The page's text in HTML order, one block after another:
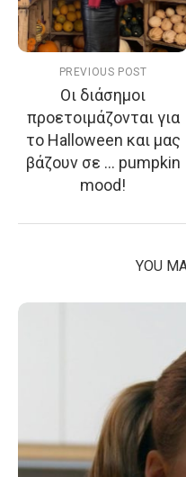
PREVIOUS POST
Oι διάσημοι
προετοιμάζονται για
το Halloween και μας
βάζουν σε … pumpkin
mood!
YOU